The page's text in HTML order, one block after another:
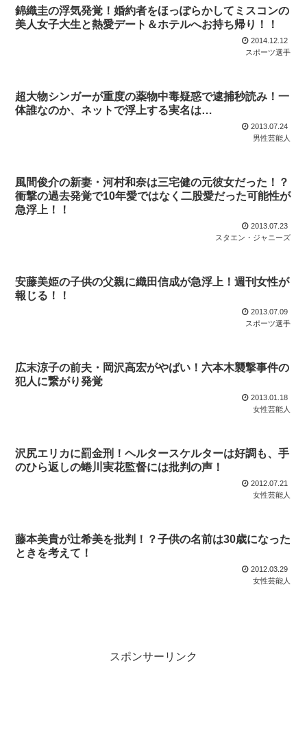
錦織圭の浮気発覚！婚約者をほっぽらかしてミスコンの
美人女子大生と熱愛デート＆ホテルへお持ち帰り！！
2014.12.12
スポーツ選手
超大物シンガーが重度の薬物中毒疑惑で逮捕秒読み！一
体誰なのか、ネットで浮上する実名は…
2013.07.24
男性芸能人
風間俊介の新妻・河村和奈は三宅健の元彼女だった！？
衝撃の過去発覚で10年愛ではなく二股愛だった可能性が
急浮上！！
2013.07.23
スタエン・ジャニーズ
安藤美姫の子供の父親に織田信成が急浮上！週刊女性が
報じる！！
2013.07.09
スポーツ選手
広末涼子の前夫・岡沢高宏がやばい！六本木襲撃事件の
犯人に繋がり発覚
2013.01.18
女性芸能人
沢尻エリカに罰金刑！ヘルタースケルターは好調も、手
のひら返しの蜷川実花監督には批判の声！
2012.07.21
女性芸能人
藤本美貴が辻希美を批判！？子供の名前は30歳になった
ときを考えて！
2012.03.29
女性芸能人
スポンサーリンク